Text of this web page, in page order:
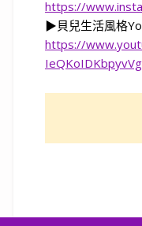
https://
▶貝兒生活風格
https://
IeQKoIDKbpyvVg